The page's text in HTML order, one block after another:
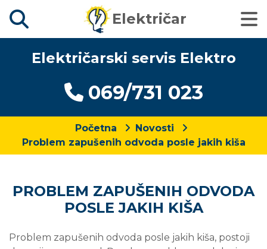
Električar
Električarski servis Elektro
069/731 023
Početna
Novosti
Problem zapušenih odvoda posle jakih kiša
PROBLEM ZAPUŠENIH ODVODA
POSLE JAKIH KIŠA
Problem zapušenih odvoda posle jakih kiša, postoji